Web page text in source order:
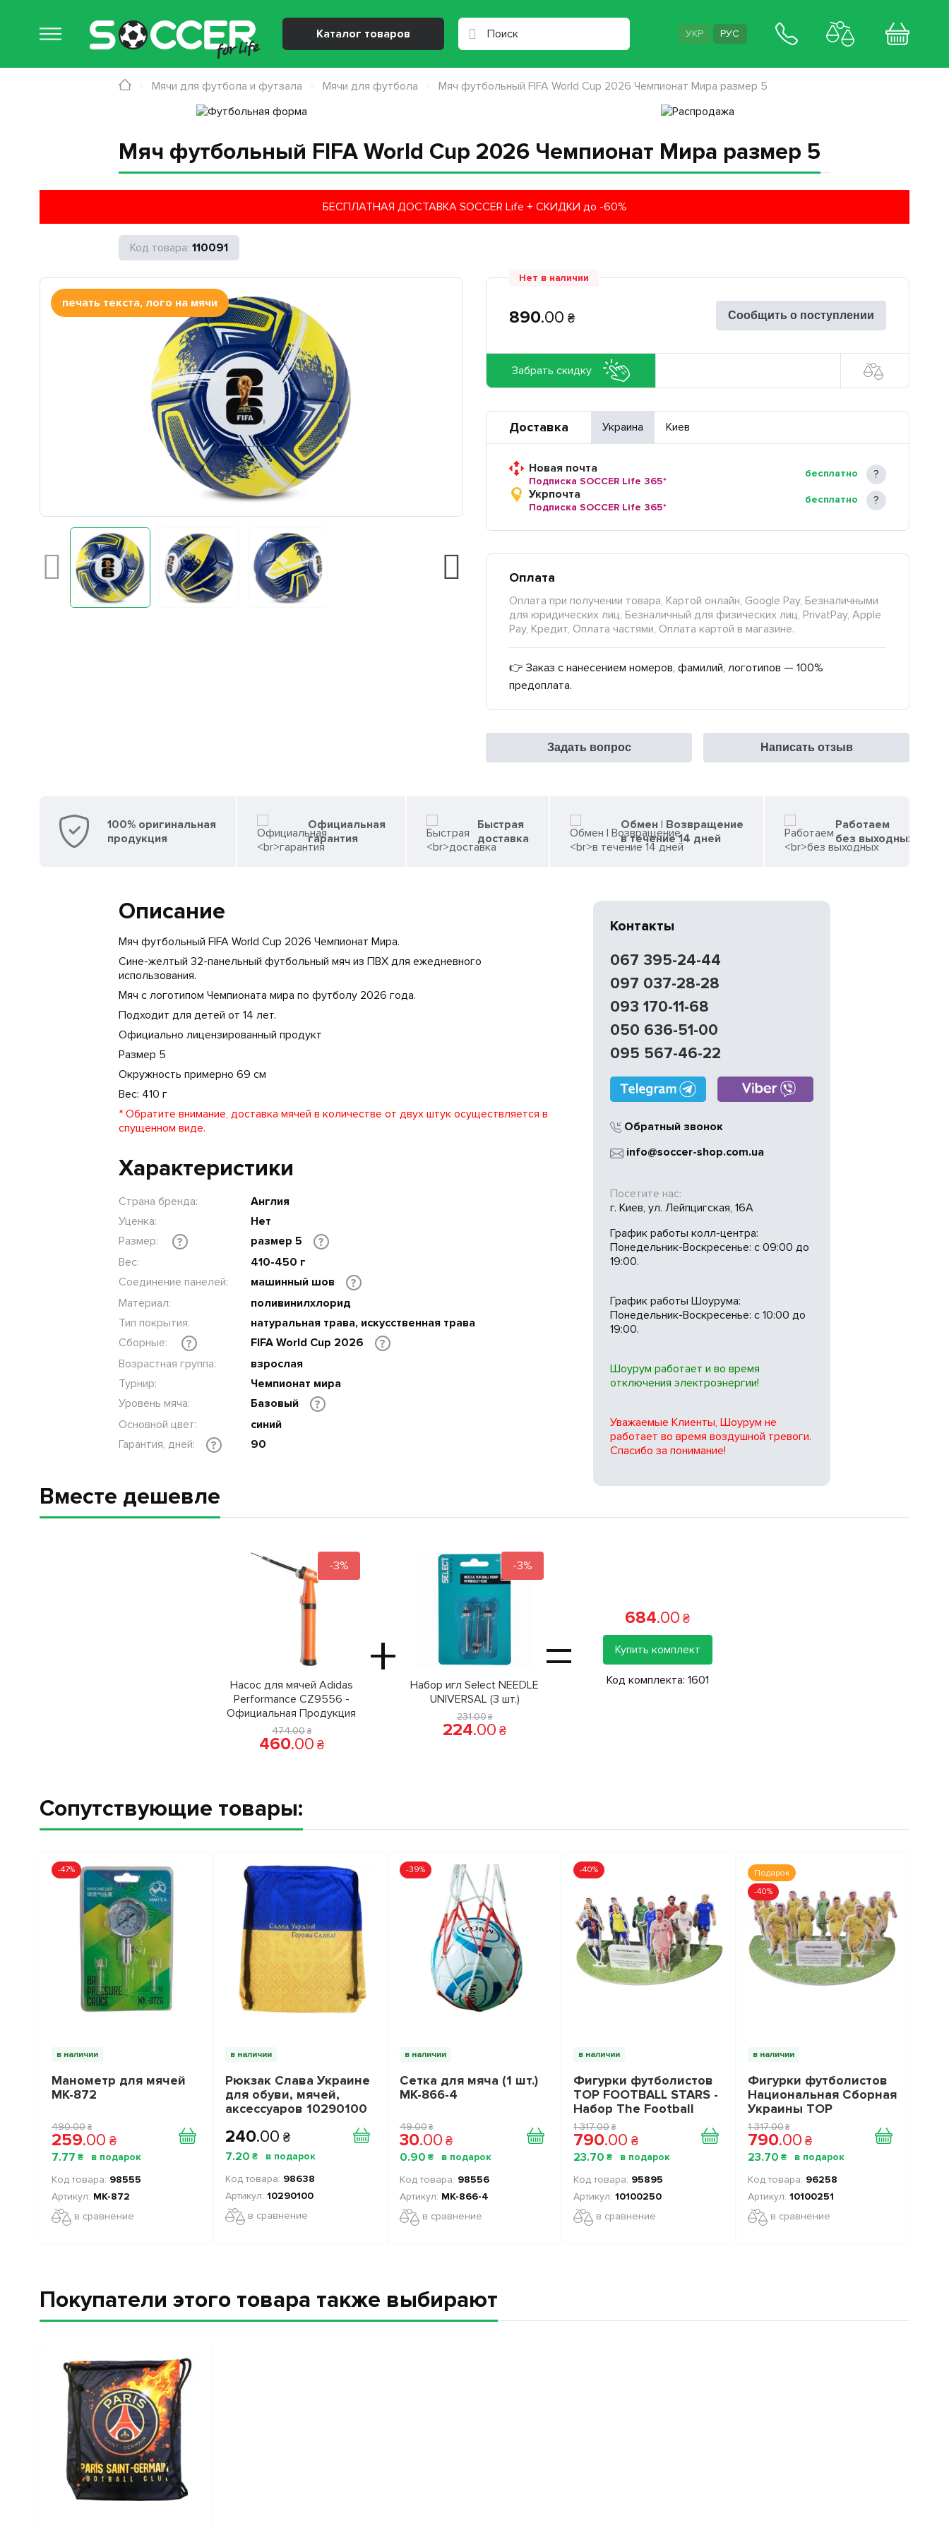
Мяч футбольный FIFA World Cup 2026 Чемпионат Мира размер 5
БЕСПЛАТНАЯ ДОСТАВКА SOCCER Life + СКИДКИ до -60%
110091
печать текста, лого на мячи
Нет в наличии
890.00 ₴ Сообщить о поступлении
Забрать скидку
Доставка Украина Киев
Новая почта
Подписка SOCCER Life 365*
бесплатно
Укрпочта
Подписка SOCCER Life 365*
бесплатно
Оплата
Оплата при получении товара, Картой онлайн, Google Pay, Безналичными
для юридических лиц, Безналичный для физических лиц, PrivatPay, Apple
Pay, Кредит, Оплата частями, Оплата картой в магазине.
👉 Заказ с нанесением номеров, фамилий, логотипов — 100%
предоплата.
Задать вопрос Написать отзыв
100% оригинальная
продукция
Официальная
гарантия
Быстрая
доставка
Обмен | Возвращение
в течение 14 дней
Работаем
без выходных
Описание
Мяч футбольный FIFA World Cup 2026 Чемпионат Мира.
Сине-желтый 32-панельный футбольный мяч из ПВХ для ежедневного
использования.
Мяч с логотипом Чемпионата мира по футболу 2026 года.
Подходит для детей от 14 лет.
Официально лицензированный продукт
Размер 5
Окружность примерно 69 см
Вес: 410 г
* Обратите внимание, доставка мячей в количестве от двух штук осуществляется в
спущенном виде.
Характеристики
Страна бренда:
Англия
Уценка:
Нет
Размер:
? размер 5
?
Вес:
410-450 г
Соединение панелей:
машинный шов
?
Материал:
поливинилхлорид
Тип покрытия:
натуральная трава, искусственная трава
Сборные:
? FIFA World Cup 2026
?
Возрастная группа:
взрослая
Турнир:
Чемпионат мира
Уровень мяча:
Базовый
?
Основной цвет:
синий
Гарантия, дней:
? 90
Контакты
067 395-24-44
097 037-28-28
093 170-11-68
050 636-51-00
095 567-46-22
Обратный звонок
info@soccer-shop.com.ua
Посетите нас:
г. Киев, ул. Лейпцигская, 16А
График работы колл-центра:
Понедельник-Воскресенье: с 09:00 до
19:00.
График работы Шоурума:
Понедельник-Воскресенье: с 10:00 до
19:00.
Шоурум работает и во время
отключения электроэнергии!
Уважаемые Клиенты, Шоурум не
работает во время воздушной тревоги.
Спасибо за понимание!
Вместе дешевле
-3%
+
Насос для мячей Adidas
Performance CZ9556 -
Официальная Продукция
474.00 ₴
460.00 ₴
-3%
Набор игл Select NEEDLE
UNIVERSAL (3 шт.)
231.00 ₴
224.00 ₴
=
684.00 ₴
Купить комплект
Код комплекта: 1601
Сопутствующие товары:
-47%
в наличии
Манометр для мячей
МК-872
490.00 ₴
259.00 ₴
7.77 ₴
98555
МК-872
в сравнение
в наличии
Рюкзак Слава Украине
для обуви, мячей,
аксессуаров 10290100
240.00 ₴
7.20 ₴
98638
10290100
в сравнение
-39%
в наличии
Сетка для мяча (1 шт.)
МК-866-4
49.00 ₴
30.00 ₴
0.90 ₴
98556
МК-866-4
в сравнение
-40%
в наличии
Фигурки футболистов
TOP FOOTBALL STARS -
Набор The Football
Stars Collection 1
10100250
1 317.00 ₴
790.00 ₴
23.70 ₴
95895
10100250
в сравнение
Подарок
-40%
в наличии
Фигурки футболистов
Национальная Сборная
Украины TOP
FOOTBALL STARS
Collection 2 10100251
1 317.00 ₴
790.00 ₴
23.70 ₴
96258
10100251
в сравнение
Покупатели этого товара также выбирают
Каталог товаров УКР РУС
Мячи для футбола и футзала Мячи для футбола Мяч футбольный FIFA World Cup 2026 Чемпионат Мира размер 5